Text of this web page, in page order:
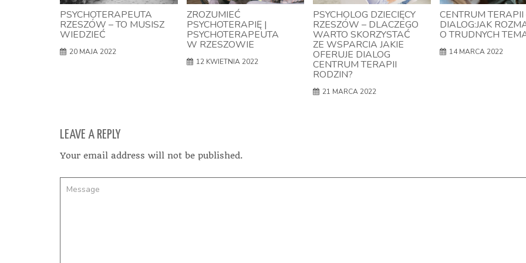
PSYCHOTERAPEUTA
RZESZÓW – TO MUSISZ
WIEDZIEĆ
20 MAJA 2022
ZROZUMIEĆ
PSYCHOTERAPIĘ |
PSYCHOTERAPEUTA
W RZESZOWIE
12 KWIETNIA 2022
PSYCHOLOG DZIECIĘCY
RZESZÓW – DLACZEGO
WARTO SKORZYSTAĆ
ZE WSPARCIA JAKIE
OFERUJE DIALOG
CENTRUM TERAPII
RODZIN?
21 MARCA 2022
CENTRUM TERAPII
DIALOG:JAK
O TRUDNYCH
14 MARCA 2022
LEAVE A REPLY
Your email address will not be published.